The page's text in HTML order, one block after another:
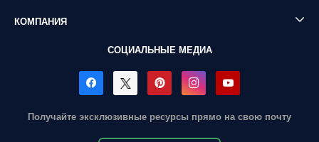
КОМПАНИЯ
СОЦИАЛЬНЫЕ МЕДИА
Получайте эксклюзивные ресурсы прямо на свою почту